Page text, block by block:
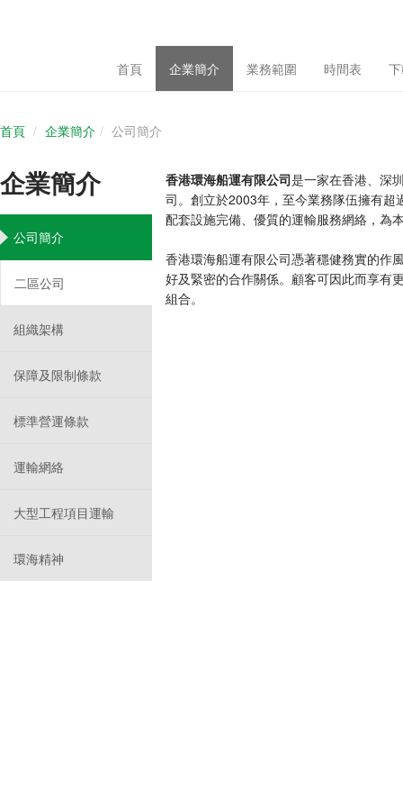
首頁 企業簡介 業務範圍 時間表
首頁 企業簡介 公司簡介
企業簡介
公司簡介
二區公司
組織架構
保障及限制條款
標準營運條款
運輸網絡
大型工程項目運輸
環海精神
香港環海船運有限公司是一家在香港、深
司。創立於2003年，至今業務隊伍擁有
配套設施完備、優質的運輸服務網絡，為
香港環海船運有限公司憑著穩健務實的作
好及緊密的合作關係。顧客可因此而享有
組合。